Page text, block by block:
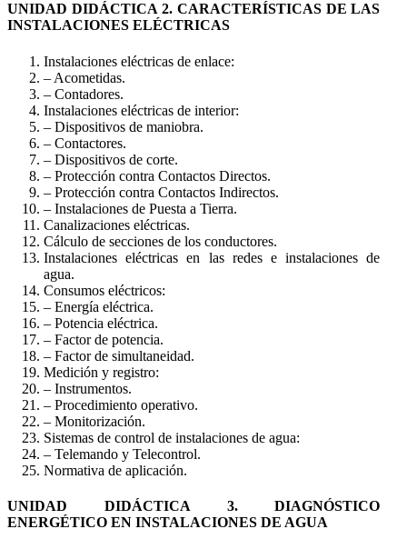
UNIDAD DIDÁCTICA 2. CARACTERÍSTICAS DE LAS
INSTALACIONES ELÉCTRICAS
Instalaciones eléctricas de enlace:
– Acometidas.
– Contadores.
Instalaciones eléctricas de interior:
– Dispositivos de maniobra.
– Contactores.
– Dispositivos de corte.
– Protección contra Contactos Directos.
– Protección contra Contactos Indirectos.
– Instalaciones de Puesta a Tierra.
Canalizaciones eléctricas.
Cálculo de secciones de los conductores.
Instalaciones eléctricas en las redes e instalaciones de
agua.
Consumos eléctricos:
– Energía eléctrica.
– Potencia eléctrica.
– Factor de potencia.
– Factor de simultaneidad.
Medición y registro:
– Instrumentos.
– Procedimiento operativo.
– Monitorización.
Sistemas de control de instalaciones de agua:
– Telemando y Telecontrol.
Normativa de aplicación.
UNIDAD DIDÁCTICA 3. DIAGNÓSTICO
ENERGÉTICO EN INSTALACIONES DE AGUA